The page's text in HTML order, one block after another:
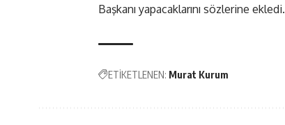
Başkanı yapacaklarını sözlerine ekledi.
ETİKETLENEN: Murat Kurum